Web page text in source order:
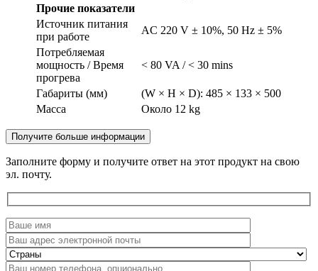
Прочие показатели
Источник питания
при работе
AC 220 V ± 10%, 50 Hz ± 5%
Потребляемая
мощность / Время
прогрева
< 80 VA / < 30 mins
Габариты (мм)
(W × H × D): 485 × 133 × 500
Масса
Около 12 kg
Получите больше информации
Заполните форму и получите ответ на этот продукт на свою
эл. почту.